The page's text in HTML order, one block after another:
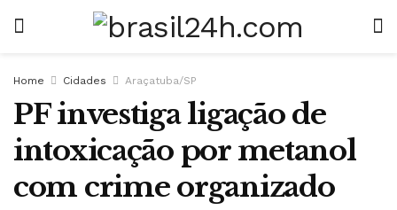
Home Cidades Araçatuba/SP
PF investiga ligação de
intoxicação por metanol
com crime organizado